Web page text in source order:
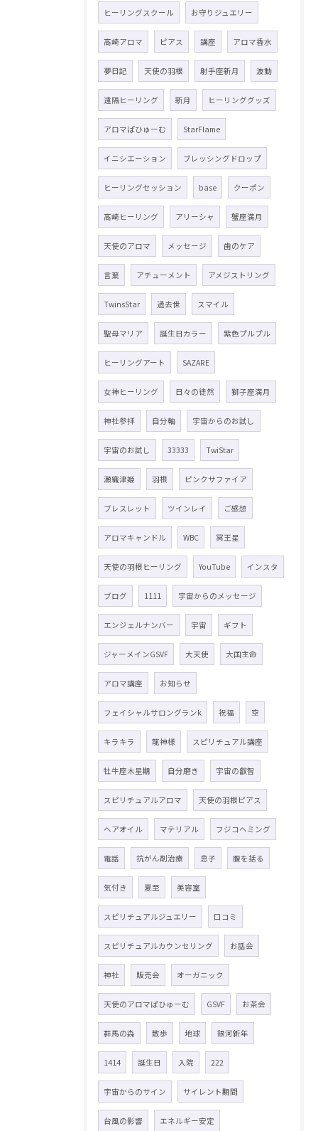
ヒーリングスクール お守りジュエリー
高崎アロマ ピアス 講座 アロマ香水
夢日記 天使の羽根 射手座新月 波動
遠隔ヒーリング 新月 ヒーリンググッズ
アロマぱひゅーむ StarFlame
イニシエーション ブレッシングドロップ
ヒーリングセッション base クーポン
高崎ヒーリング アリーシャ 蟹座満月
天使のアロマ メッセージ 歯のケア
言葉 アチューメント アメジストリング
TwinsStar 過去世 スマイル
聖母マリア 誕生日カラー 紫色プルプル
ヒーリングアート SAZARE
女神ヒーリング 日々の徒然 獅子座満月
神社参拝 自分軸 宇宙からのお試し
宇宙のお試し 33333 TwiStar
瀬織津姫 羽根 ピンクサファイア
ブレスレット ツインレイ ご感想
アロマキャンドル WBC 冥王星
天使の羽根ヒーリング YouTube インスタ
ブログ 1111 宇宙からのメッセージ
エンジェルナンバー 宇宙 ギフト
ジャーメインGSVF 大天使 大国主命
アロマ講座 お知らせ
フェイシャルサロングランk 祝福 空
キラキラ 龍神様 スピリチュアル講座
牡牛座木星期 自分磨き 宇宙の叡智
スピリチュアルアロマ 天使の羽根ピアス
ヘアオイル マテリアル フジコヘミング
電話 抗がん剤治療 息子 腹を括る
気付き 夏至 美容室
スピリチュアルジュエリー 口コミ
スピリチュアルカウンセリング お話会
神社 販売会 オーガニック
天使のアロマぱひゅーむ GSVF お茶会
群馬の森 散歩 地球 銀河新年
1414 誕生日 入院 222
宇宙からのサイン サイレント期間
台風の影響 エネルギー安定